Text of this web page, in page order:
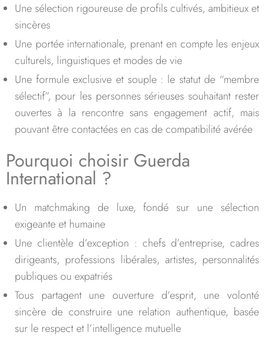
Une sélection rigoureuse de profils cultivés, ambitieux et
sincères
Une portée internationale, prenant en compte les enjeux
culturels, linguistiques et modes de vie
Une formule exclusive et souple : le statut de “membre
sélectif”, pour les personnes sérieuses souhaitant rester
ouvertes à la rencontre sans engagement actif, mais
pouvant être contactées en cas de compatibilité avérée
Pourquoi choisir Guerda
International ?
Un matchmaking de luxe, fondé sur une sélection
exigeante et humaine
Une clientèle d’exception : chefs d’entreprise, cadres
dirigeants, professions libérales, artistes, personnalités
publiques ou expatriés
Tous partagent une ouverture d’esprit, une volonté
sincère de construire une relation authentique, basée
sur le respect et l’intelligence mutuelle